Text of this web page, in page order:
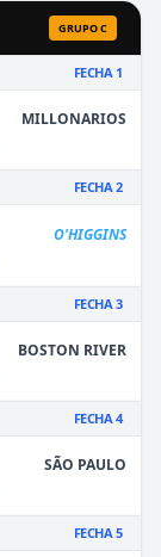
GRUPO C
FECHA 1
MILLONARIOS
FECHA 2
O'HIGGINS
FECHA 3
BOSTON RIVER
FECHA 4
SÃO PAULO
FECHA 5